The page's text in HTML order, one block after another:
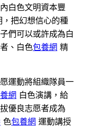
白色文明資本豐
，把幻想信心的種
們可以或許成為白
、白色包養網 精
運動將組織隊員一
網 白色演講，給
優良志愿者成為
色包養網 運動講授